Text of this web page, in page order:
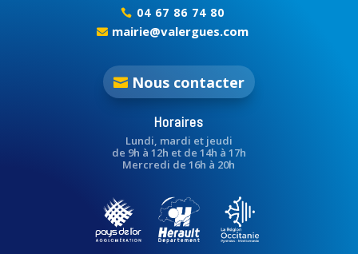
 04 67 86 74 80
 mairie@valergues.com
Nous contacter
Horaires
Lundi, mardi et jeudi
de 9h à 12h et de 14h à 17h
Mercredi de 16h à 20h